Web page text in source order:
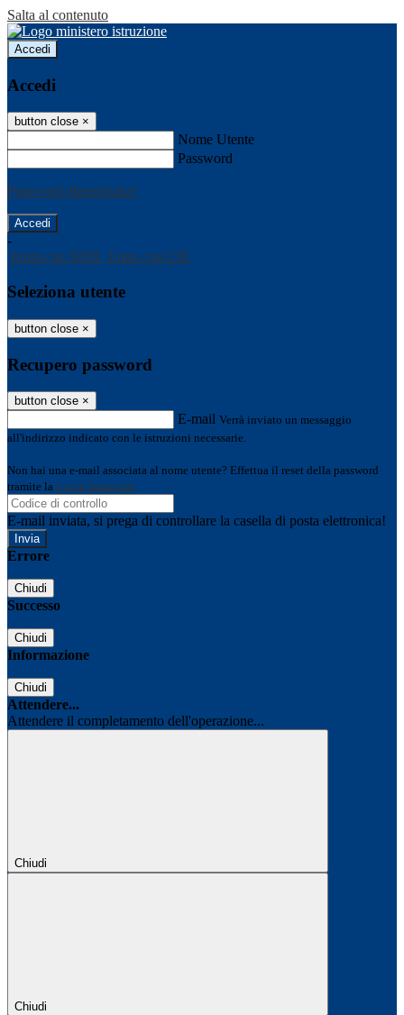
Salta al contenuto
Accedi
Accedi
button close ×
Nome Utente
Password
Password dimenticata?
-
Entra con SPID Entra con CIE
Seleziona utente
button close ×
Recupero password
button close ×
E-mail Verrà inviato un messaggio
all'indirizzo indicato con le istruzioni necessarie.
Non hai una e-mail associata al nome utente? Effettua il reset della password
tramite la Login Spaggiari
E-mail inviata, si prega di controllare la casella di posta elettronica!
Errore
Chiudi
Successo
Chiudi
Informazione
Chiudi
Attendere...
Attendere il completamento dell'operazione...
Chiudi
Chiudi